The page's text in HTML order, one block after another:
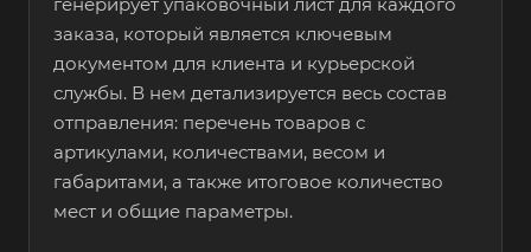
генерирует упаковочный лист для каждого
заказа, который является ключевым
документом для клиента и курьерской
службы. В нем детализируется весь состав
отправления: перечень товаров с
артикулами, количествами, весом и
габаритами, а также итоговое количество
мест и общие параметры.